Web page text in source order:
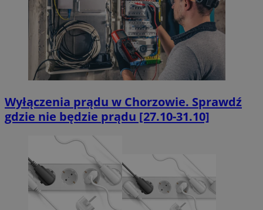
Wyłączenia prądu w Chorzowie. Sprawdź
gdzie nie będzie prądu [27.10-31.10]